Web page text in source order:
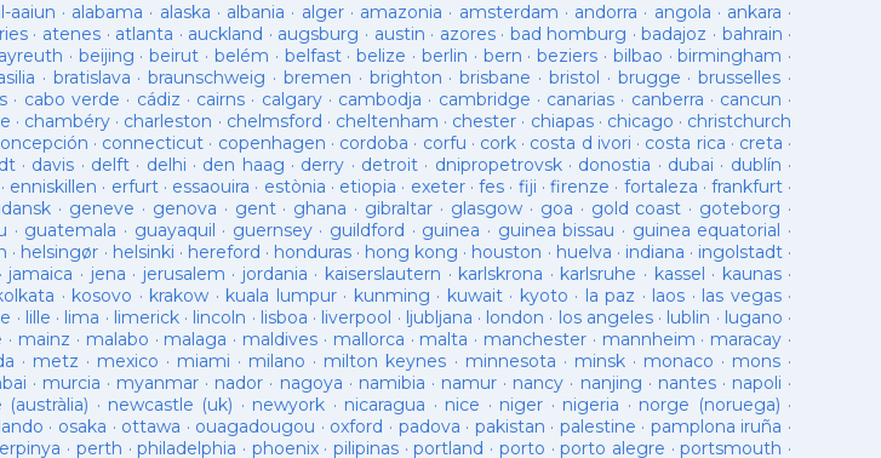
aaiun · alabama · alaska · albania · alger· amazonia · amsterdam · andorra · angola · ankara ·
· atenes · atlanta · auckland · augsburg · austin · azores· bad homburg ·badajoz · bahrain ·
· beijing ·beirut · belém · belfast·belize · berlin · bern ·beziers · bilbao ·birmingham ·
· bratislava ·braunschweig · bremen · brighton ·brisbane · bristol · brugge ·brusselles ·
· cabo verde · cádiz · cairns · calgary· cambodja · cambridge · canarias · canberra · cancun ·
· chambéry · charleston · chelmsford · cheltenham · chester · chiapas· chicago · christchurch
· connecticut · copenhagen · cordoba · corfu · cork · costa d ivori · costa rica · creta ·
· davis · delft· delhi · den haag · derry · detroit· dnipropetrovsk· donostia · dubai · dublín ·
· enniskillen · erfurt· essaouira · estònia · etiopia · exeter· fes · fiji · firenze · fortaleza · frankfurt ·
· geneve · genova · gent· ghana · gibraltar · glasgow· goa · gold coast · goteborg ·
· guatemala · guayaquil · guernsey· guildford · guinea · guinea bissau · guinea equatorial ·
· helsingør · helsinki · hereford · honduras· hong kong · houston · huelva · indiana · ingolstadt·
· jamaica · jena · jerusalem · jordania · kaiserslautern · karlskrona · karlsruhe · kassel · kaunas·
· kosovo · krakow · kuala lumpur· kunming · kuwait· kyoto · la paz · laos · las vegas·
· lille · lima · limerick· lincoln · lisboa · liverpool · ljubljana · london · los angeles· lublin · lugano ·
· mainz · malabo · malaga · maldives · mallorca · malta · manchester · mannheim · maracay ·
· metz · mexico · miami · milano · milton keynes · minnesota · minsk· monaco · mons ·
· murcia · myanmar · nador · nagoya · namibia · namur · nancy · nanjing · nantes· napoli ·
· newcastle (uk) · newyork · nicaragua · nice · niger · nigeria · norge (noruega) ·
· osaka · ottawa · ouagadougou · oxford · padova · pakistan · palestine · pamplona iruña ·
· perth ·philadelphia · phoenix·pilipinas ·portland · porto ·porto alegre ·portsmouth ·